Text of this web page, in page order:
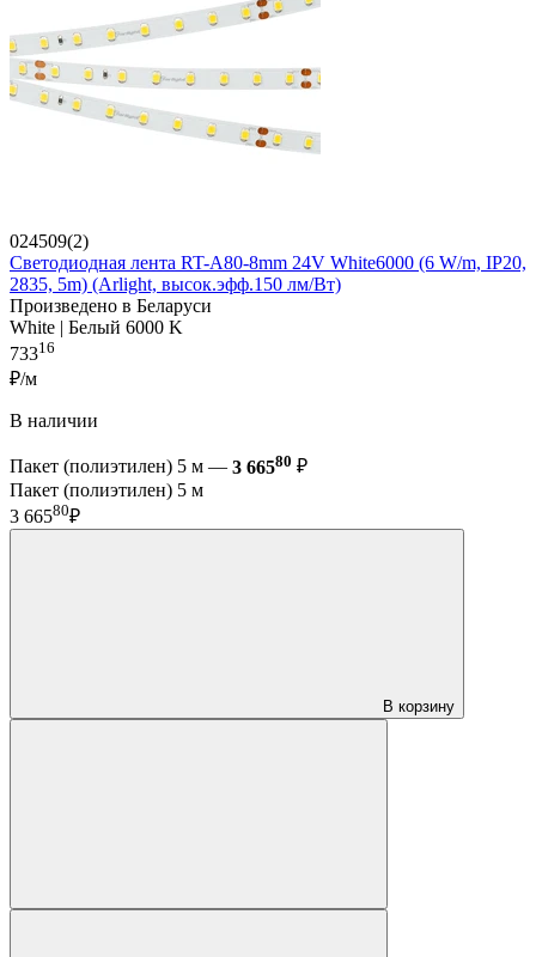
024509(2)
Светодиодная лента RT-A80-8mm 24V White6000 (6 W/m, IP20,
2835, 5m) (Arlight, высок.эфф.150 лм/Вт)
Произведено в Беларуси
White | Белый 6000 K
73316
₽/м
В наличии
Пакет (полиэтилен) 5 м — 3 66580 ₽
Пакет (полиэтилен) 5 м
3 66580₽
В корзину